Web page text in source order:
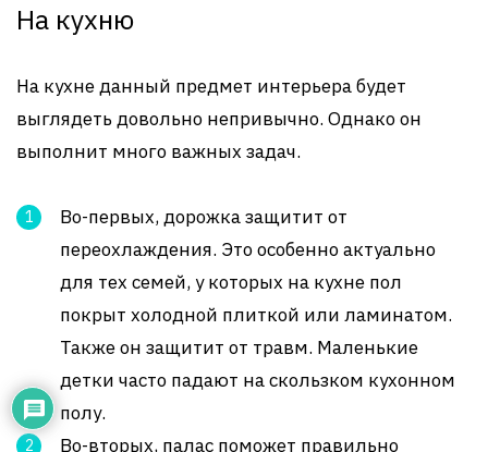
На кухню
На кухне данный предмет интерьера будет
выглядеть довольно непривычно. Однако он
выполнит много важных задач.
Во-первых, дорожка защитит от
переохлаждения. Это особенно актуально
для тех семей, у которых на кухне пол
покрыт холодной плиткой или ламинатом.
Также он защитит от травм. Маленькие
детки часто падают на скользком кухонном
полу.
Во-вторых, палас поможет правильно